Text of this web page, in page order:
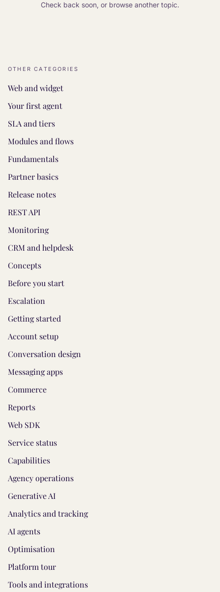
Check back soon, or browse another topic.
OTHER CATEGORIES
Web and widget
Your first agent
SLA and tiers
Modules and flows
Fundamentals
Partner basics
Release notes
REST API
Monitoring
CRM and helpdesk
Concepts
Before you start
Escalation
Getting started
Account setup
Conversation design
Messaging apps
Commerce
Reports
Web SDK
Service status
Capabilities
Agency operations
Generative AI
Analytics and tracking
AI agents
Optimisation
Platform tour
Tools and integrations